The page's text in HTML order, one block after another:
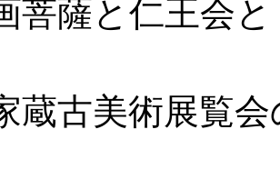
菩薩と仁王
蔵古美術展覧